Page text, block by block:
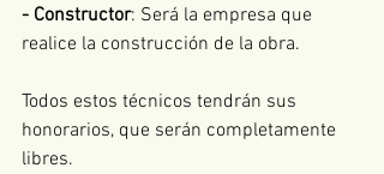
- Constructor: Será la empresa que
realice la construcción de la obra.
Todos estos técnicos tendrán sus
honorarios, que serán completamente
libres.